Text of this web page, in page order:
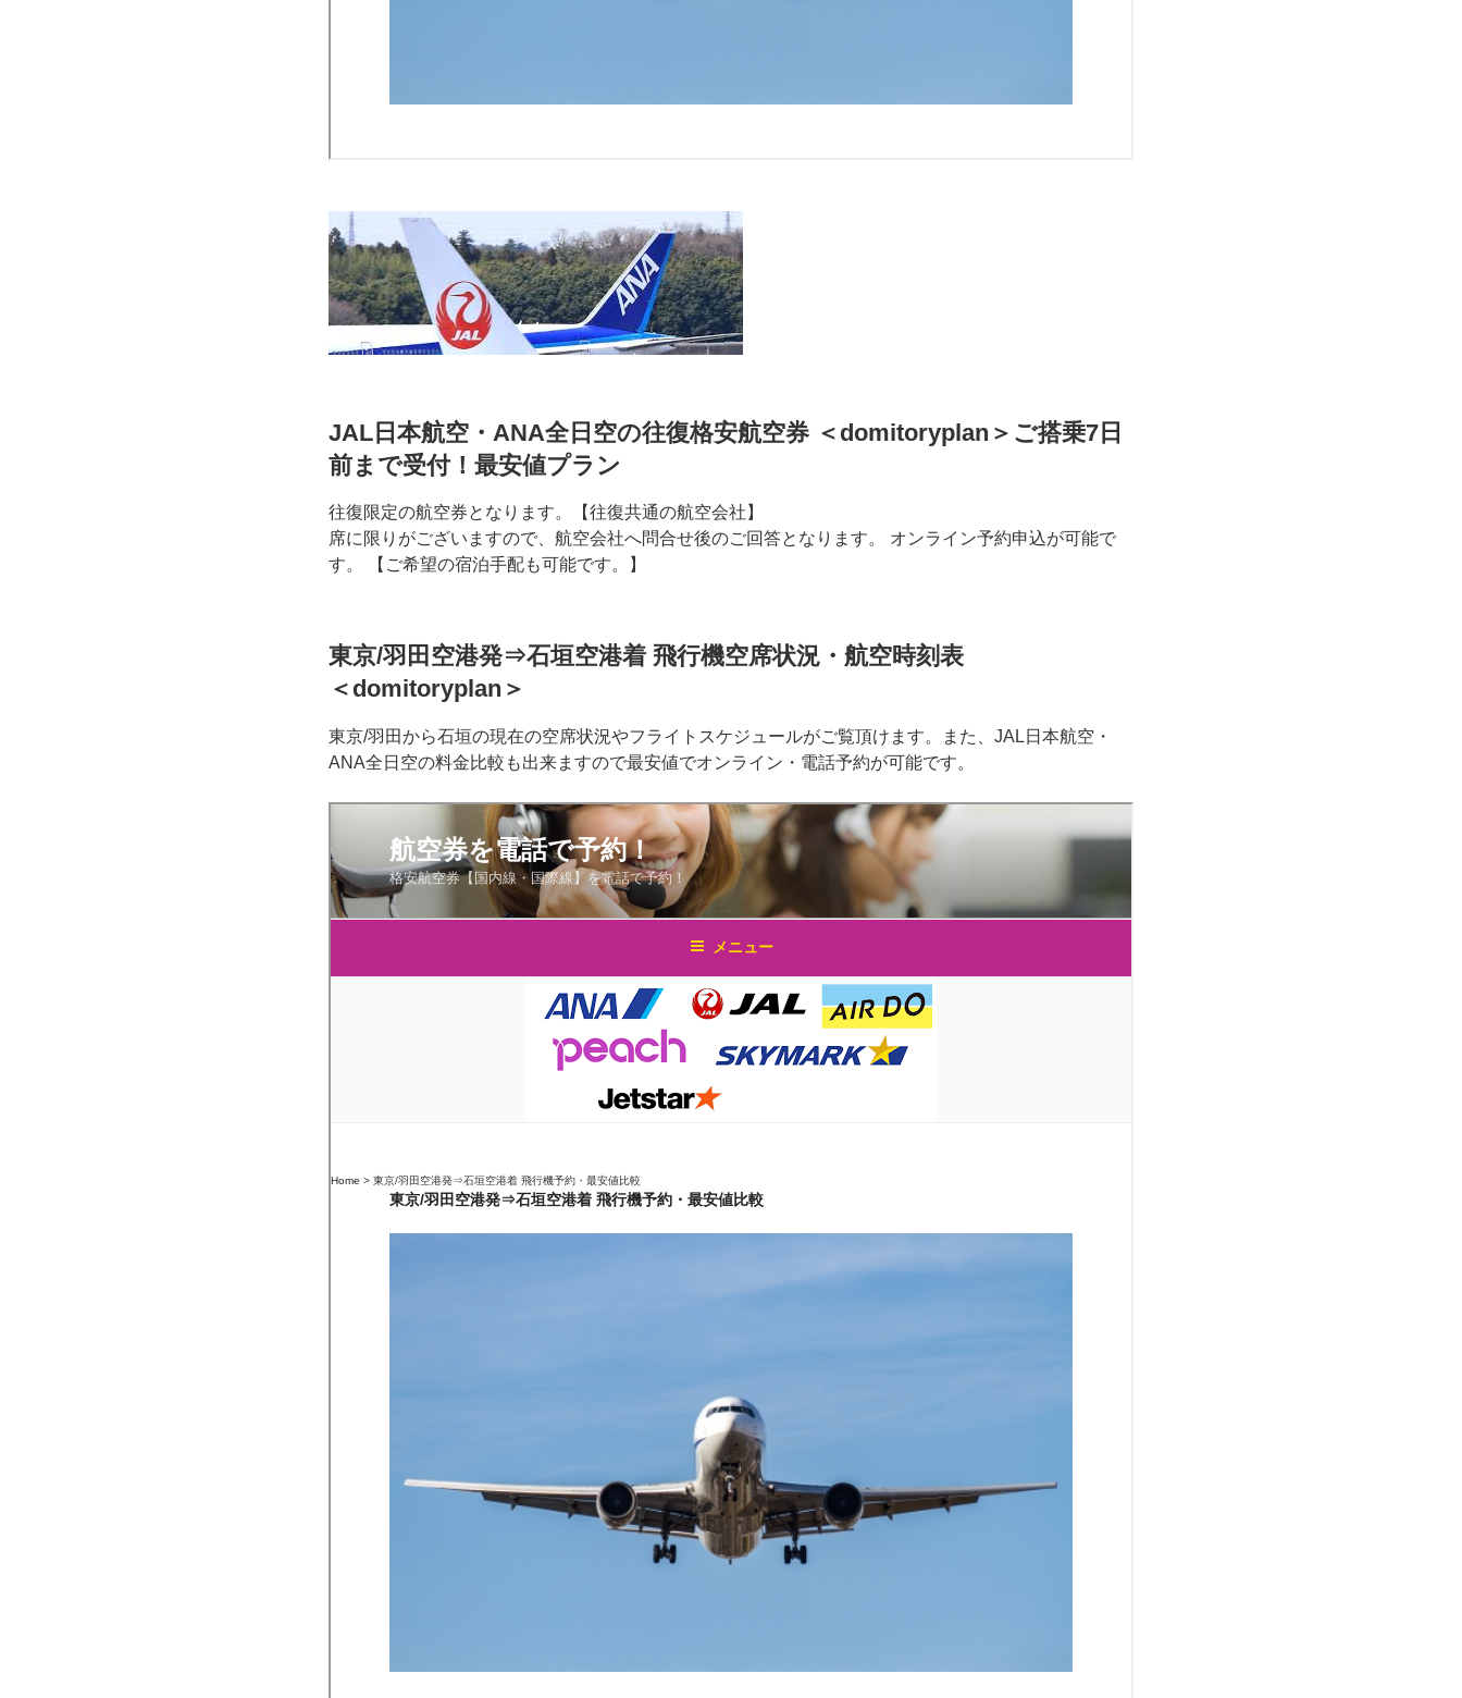
JAL日本航空・ANA全日空の往復格安航空券 ＜domitoryplan＞ご搭乗7日
前まで受付！最安値プラン
往復限定の航空券となります。【往復共通の航空会社】
席に限りがございますので、航空会社へ問合せ後のご回答となります。 オンライン予約申込が可能で
す。 【ご希望の宿泊手配も可能です。】
東京/羽田空港発⇒石垣空港着 飛行機空席状況・航空時刻表
＜domitoryplan＞
東京/羽田から石垣の現在の空席状況やフライトスケジュールがご覧頂けます。また、JAL日本航空・
ANA全日空の料金比較も出来ますので最安値でオンライン・電話予約が可能です。